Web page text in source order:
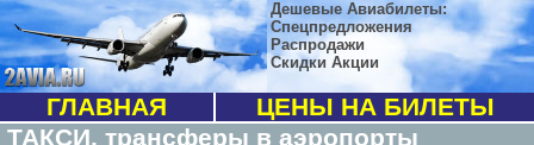
Дешевые Авиабилеты:
Спецпредложения
Распродажи
Скидки Акции
ГЛАВНАЯ
ЦЕНЫ НА БИЛЕТЫ
ТАКСИ, трансферы в аэропорты